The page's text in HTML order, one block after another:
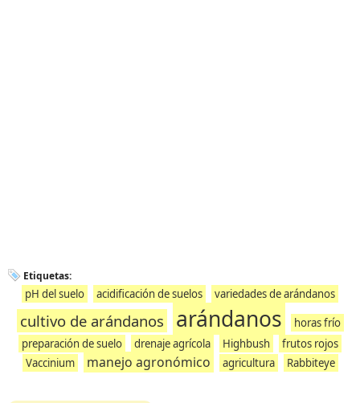
Etiquetas:
pH del suelo acidificación de suelos variedades de arándanos
cultivo de arándanos arándanos
horas frío
preparación de suelo
drenaje agrícola Highbush
frutos rojos
Vaccinium
manejo agronómico agricultura Rabbiteye